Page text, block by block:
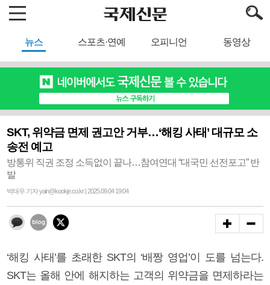
뉴스 스포츠·연예 오피니언 동영상
SKT, 위약금 면제 권고안 거부…‘해킹 사태’ 대규모 소
송전 예고
방통위 직권 조정 소득없이 끝나…참여연대 “대국민 선전포고” 반
발
박태우 기자 yain@kookje.co.kr | 2025.09.04 19:04
‘해킹 사태’를 초래한 SKT의 ‘배짱 영업’이 도를 넘는다.
SKT는 올해 안에 해지하는 고객의 위약금을 면제하라는